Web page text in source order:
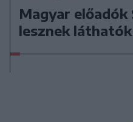
Magyar
lesznek